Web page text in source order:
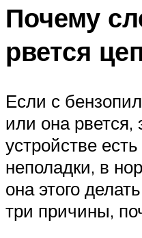
Почему
рвется
Если с
или она рвется,
устройстве
неполадки, в
она этого
три причины,